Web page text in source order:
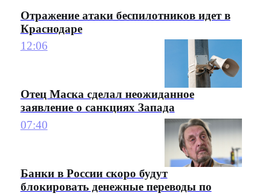
Отражение атаки беспилотников идет в
Краснодаре
12:06
Отец Маска сделал неожиданное
заявление о санкциях Запада
07:40
Банки в России скоро будут
блокировать денежные переводы по